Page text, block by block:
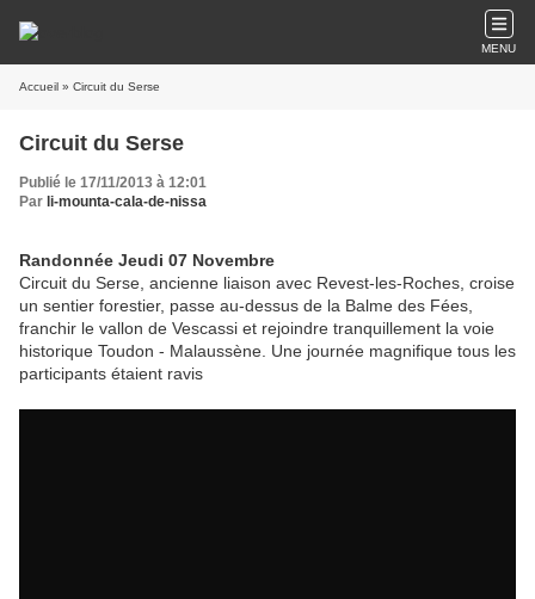
MENU
Accueil » Circuit du Serse
Circuit du Serse
Publié le 17/11/2013 à 12:01
Par li-mounta-cala-de-nissa
Randonnée Jeudi 07 Novembre
Circuit du Serse, ancienne liaison avec Revest-les-Roches, croise
un sentier forestier, passe au-dessus de la Balme des Fées,
franchir le vallon de Vescassi et rejoindre tranquillement la voie
historique Toudon - Malaussène. Une journée magnifique tous les
participants étaient ravis